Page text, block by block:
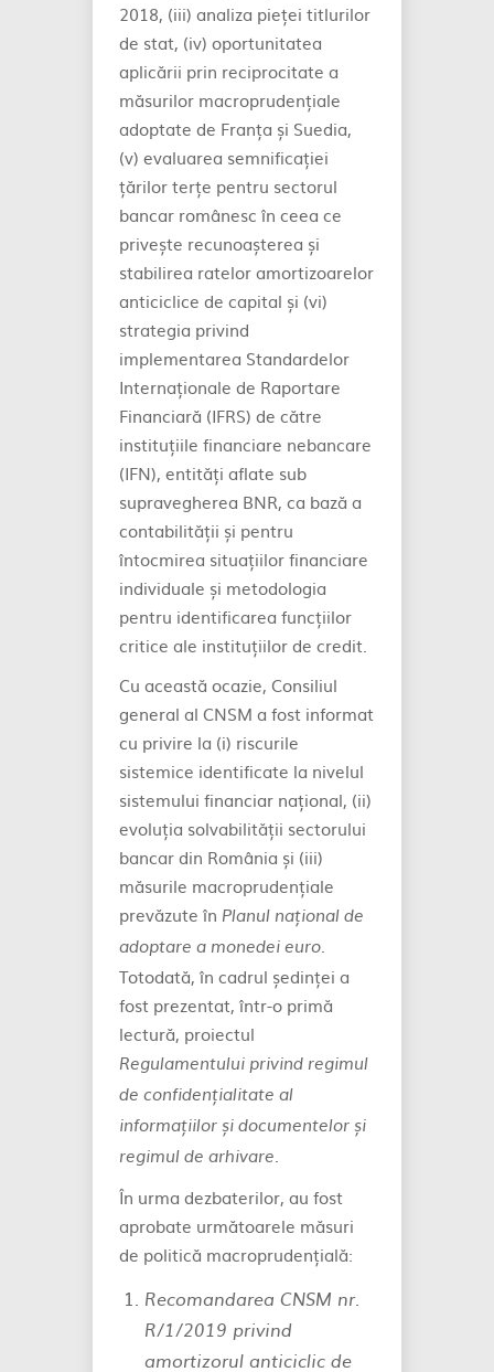
2018, (iii) analiza pieței titlurilor
de stat, (iv) oportunitatea
aplicării prin reciprocitate a
măsurilor macroprudențiale
adoptate de Franța și Suedia,
(v) evaluarea semnificației
țărilor terțe pentru sectorul
bancar românesc în ceea ce
privește recunoașterea și
stabilirea ratelor amortizoarelor
anticiclice de capital și (vi)
strategia privind
implementarea Standardelor
Internaționale de Raportare
Financiară (IFRS) de către
instituțiile financiare nebancare
(IFN), entități aflate sub
supravegherea BNR, ca bază a
contabilității și pentru
întocmirea situațiilor financiare
individuale și metodologia
pentru identificarea funcțiilor
critice ale instituțiilor de credit.
Cu această ocazie, Consiliul
general al CNSM a fost informat
cu privire la (i) riscurile
sistemice identificate la nivelul
sistemului financiar național, (ii)
evoluția solvabilității sectorului
bancar din România și (iii)
măsurile macroprudențiale
prevăzute în Planul național de
adoptare a monedei euro.
Totodată, în cadrul ședinței a
fost prezentat, într-o primă
lectură, proiectul
Regulamentului privind regimul
de confidențialitate al
informațiilor și documentelor și
regimul de arhivare.
În urma dezbaterilor, au fost
aprobate următoarele măsuri
de politică macroprudențială:
Recomandarea CNSM nr.
R/1/2019 privind
amortizorul anticiclic de